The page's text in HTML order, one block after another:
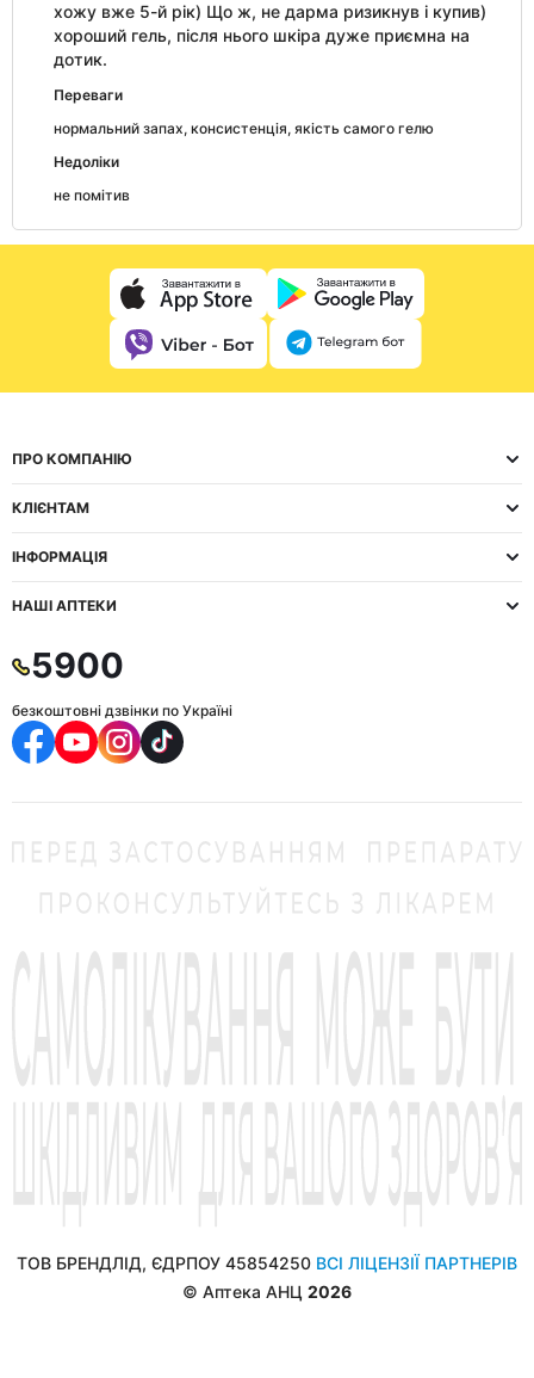
хожу вже 5-й рік) Що ж, не дарма ризикнув і купив)
хороший гель, після нього шкіра дуже приємна на
дотик.
Переваги
нормальний запах, консистенція, якість самого гелю
Недоліки
не помітив
ПРО КОМПАНІЮ
КЛІЄНТАМ
ІНФОРМАЦІЯ
НАШІ АПТЕКИ
5900
безкоштовні дзвінки по Україні
ТОВ БРЕНДЛІД, ЄДРПОУ 45854250 ВСІ ЛІЦЕНЗІЇ ПАРТНЕРІВ
© Аптека АНЦ 2026